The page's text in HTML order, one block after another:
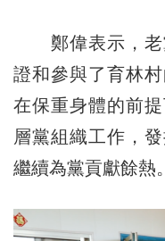
鄭偉表示 ，
證和參與了育林
在保重身體的前
層黨組織工作，
繼續為黨貢獻餘熱。